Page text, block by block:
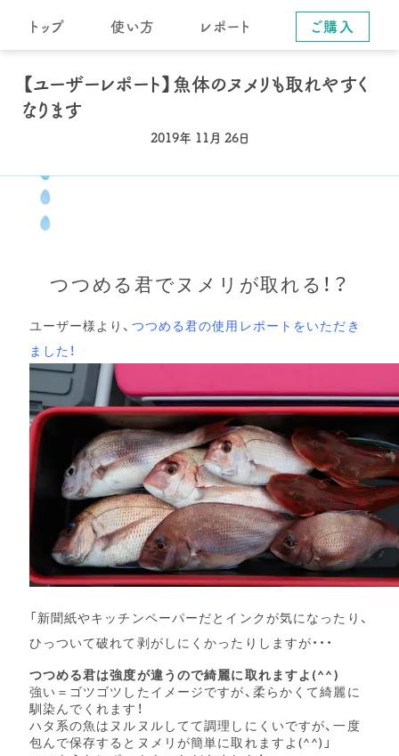
トップ 使い方 レポート ご購入
【ユーザーレポート】魚体のヌメリも取れやすく
なります
2019年 11月 26日
つつめる君でヌメリが取れる！？
ユーザー様より、 つつめる君の使用レポートをいただき
ました！
「新聞紙やキッチンペーパーだとインクが気になったり、
ひっついて破れて剥がしにくかったりしますが・・・
つつめる君は強度が違うので綺麗に取れますよ(^^)
強い＝ゴツゴツしたイメージですが、柔らかくて綺麗に
馴染んでくれます！
ハタ系の魚はヌルヌルしてて調理しにくいですが、一度
包んで保存するとヌメリが簡単に取れますよ(^^)」